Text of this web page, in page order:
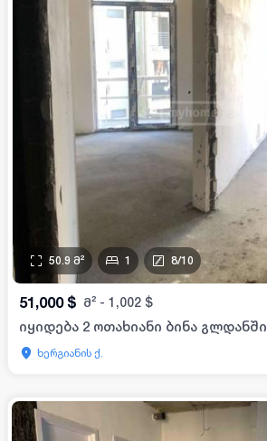
50.9 მ² 1 8/10
51,000 $ მ² - 1,002 $
იყიდება 2 ოთახიანი ბინა გლდანში
ხერგიანის ქ.